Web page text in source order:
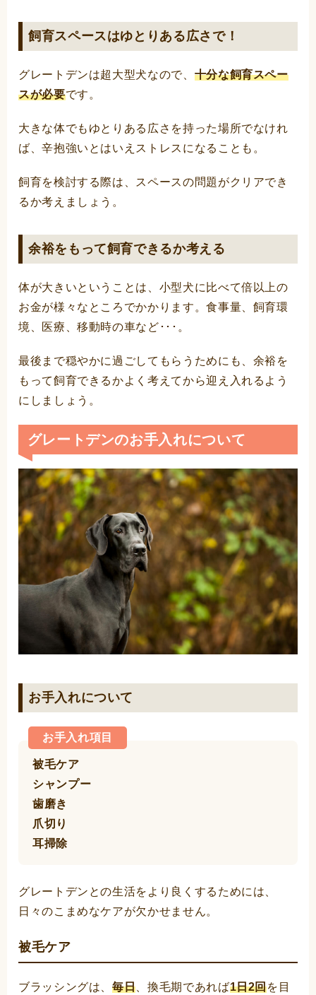
飼育スペースはゆとりある広さで！
グレートデンは超大型犬なので、 十分な飼育スペー
スが必要です。
大きな体でもゆとりある広さを持った場所でなけれ
ば、辛抱強いとはいえストレスになることも。
飼育を検討する際は、スペースの問題がクリアでき
るか考えましょう。
余裕をもって飼育できるか考える
体が大きいということは、小型犬に比べて倍以上の
お金が様々なところでかかります。食事量、飼育環
境、医療、移動時の車など･･･。
最後まで穏やかに過ごしてもらうためにも、余裕を
もって飼育できるかよく考えてから迎え入れるよう
にしましょう。
グレートデンのお手入れについて
お手入れについて
お手入れ項目
被毛ケア
シャンプー
歯磨き
爪切り
耳掃除
グレートデンとの生活をより良くするためには、
日々のこまめなケアが欠かせません。
被毛ケア
ブラッシングは、毎日 、換毛期であれば1日2回を目